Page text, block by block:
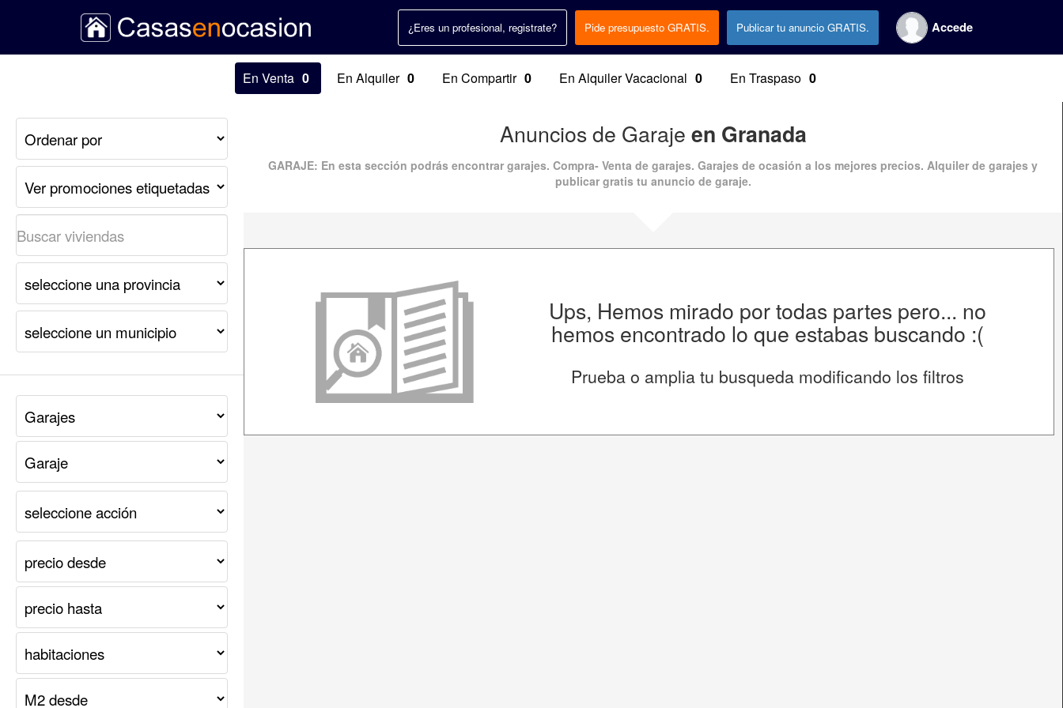
¿Eres un profesional, registrate? Pide presupuesto GRATIS. Publicar tu anuncio GRATIS. Accede
En Venta 0 En Alquiler 0 En Compartir 0 En Alquiler Vacacional 0 En Traspaso 0
Anuncios de Garaje en Granada
GARAJE: En esta sección podrás encontrar garajes. Compra- Venta de garajes. Garajes de ocasión a los mejores precios. Alquiler de garajes y
publicar gratis tu anuncio de garaje.
Ups, Hemos mirado por todas partes pero... no
hemos encontrado lo que estabas buscando :(
Prueba o amplia tu busqueda modificando los filtros